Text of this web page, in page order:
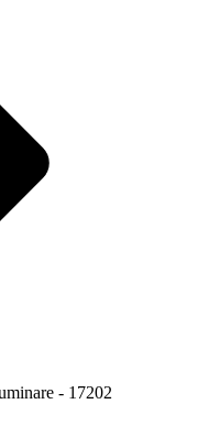
- 17202